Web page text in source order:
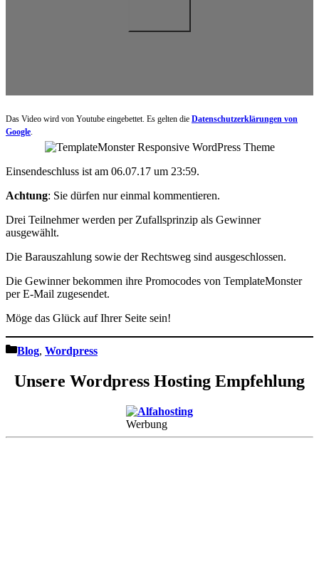
Das Video wird von Youtube eingebettet. Es gelten die Datenschutzerklärungen von
Google.
Einsendeschluss ist am 06.07.17 um 23:59.
Achtung: Sie dürfen nur einmal kommentieren.
Drei Teilnehmer werden per Zufallsprinzip als Gewinner
ausgewählt.
Die Barauszahlung sowie der Rechtsweg sind ausgeschlossen.
Die Gewinner bekommen ihre Promocodes von TemplateMonster
per E-Mail zugesendet.
Möge das Glück auf Ihrer Seite sein!
Kategorien
Blog, Wordpress
Unsere Wordpress Hosting Empfehlung
Werbung